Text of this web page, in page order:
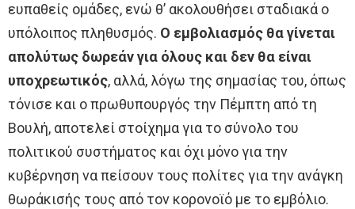
ευπαθείς ομάδες, ενώ θ’ ακολουθήσει σταδιακά ο
υπόλοιπος πληθυσμός. Ο εμβολιασμός θα γίνεται
απολύτως δωρεάν για όλους και δεν θα είναι
υποχρεωτικός, αλλά, λόγω της σημασίας του, όπως
τόνισε και ο πρωθυπουργός την Πέμπτη από τη
Βουλή, αποτελεί στοίχημα για το σύνολο του
πολιτικού συστήματος και όχι μόνο για την
κυβέρνηση να πείσουν τους πολίτες για την ανάγκη
θωράκισής τους από τον κορονοϊό με το εμβόλιο.